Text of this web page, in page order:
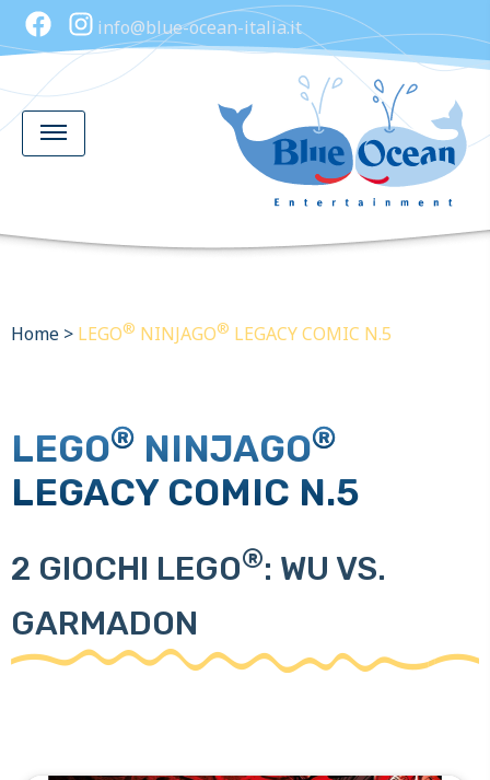
info@blue-ocean-italia.it
Home > LEGO® NINJAGO® LEGACY COMIC N.5
LEGO® NINJAGO®
LEGACY COMIC N.5
2 GIOCHI LEGO®: WU VS.
GARMADON